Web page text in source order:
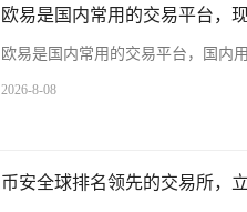
欧易是国内常用的交易平台，
欧易是国内常用的交易平台，国内
2026-8-08
币安全球排名领先的交易所，